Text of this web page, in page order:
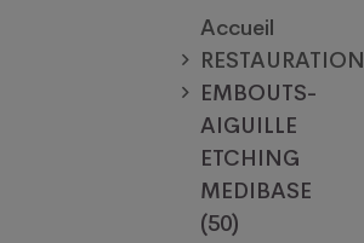
Accueil
RESTAURATION
EMBOUTS-
AIGUILLE
ETCHING
MEDIBASE
(50)